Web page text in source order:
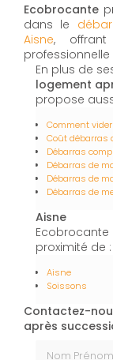
Ecobrocante
dans le
Aisne, offrant
En plus de
logement
propose
Comment
Coût débarras
Débarras
Débarras de
Débarras de
Débarras de
Aisne
Ecobrocante
proximité de :
Aisne
Soissons
Contactez-
après